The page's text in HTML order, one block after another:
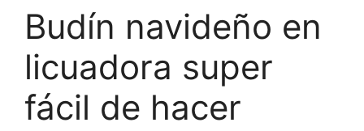
Budín navideño en
licuadora super
fácil de hacer